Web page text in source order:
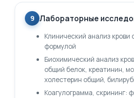
9 Лабораторные
Клинический анализ крови
формулой
Биохимический анализ
общий белок, креатинин,
холестерин общий,
Коагулограмма, скрининг: